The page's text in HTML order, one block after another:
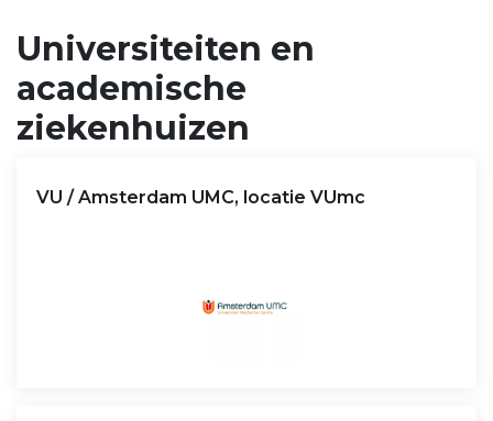
Universiteiten en
academische
ziekenhuizen
VU / Amsterdam UMC, locatie VUmc